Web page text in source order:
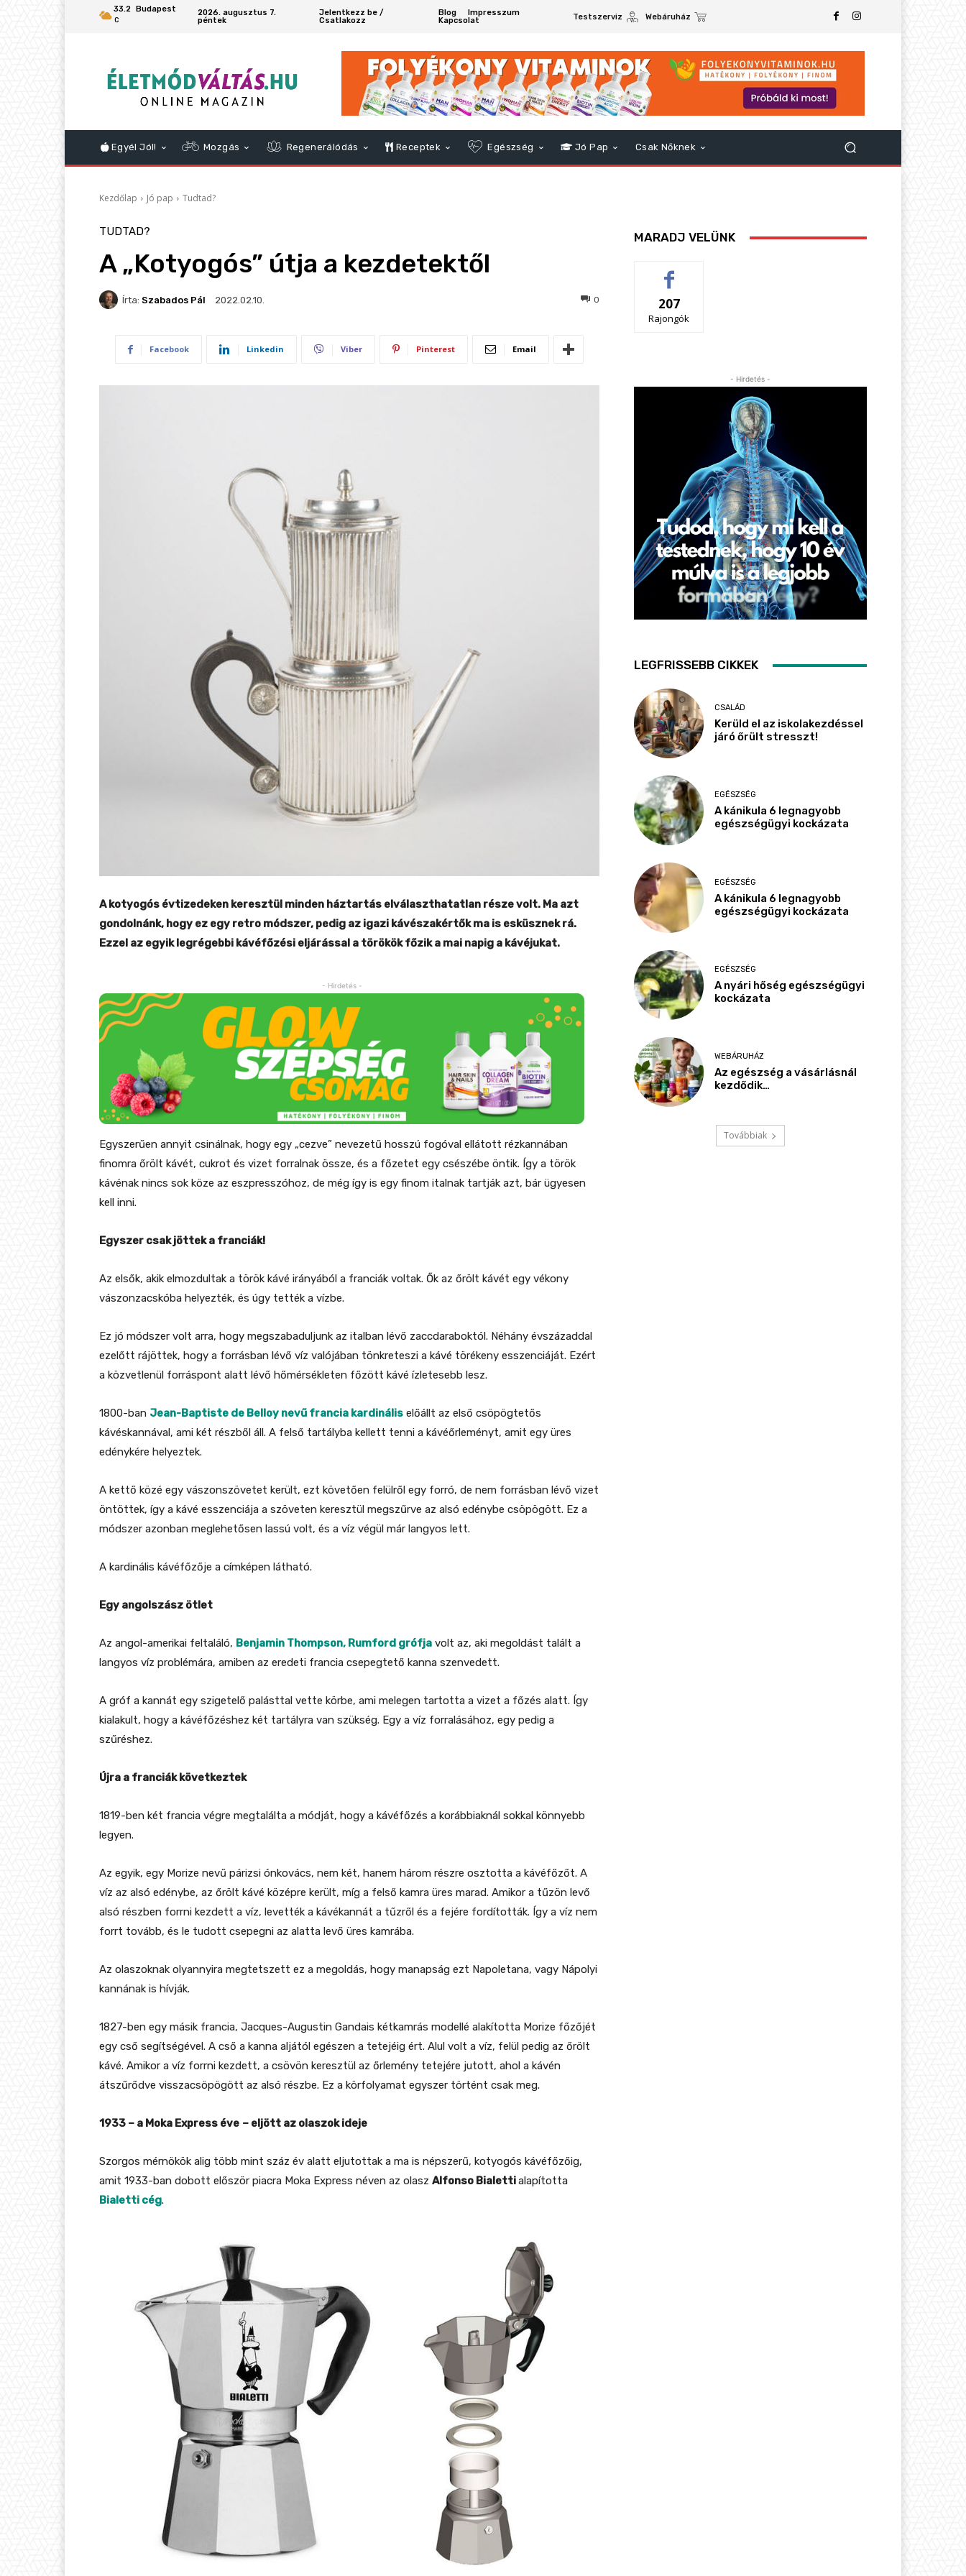
33.2
C
Budapest
2026. augusztus 7.
péntek
Jelentkezz be /
Csatlakozz
Blog
Impresszum
Kapcsolat
Testszerviz Webáruház
Egyél Jól! Mozgás Regenerálódás Receptek Egészség Jó Pap Csak Nőknek
Kezdőlap Jó pap Tudtad?
TUDTAD?
A „Kotyogós” útja a kezdetektől
Írta: Szabados Pál 2022.02.10. 0
Facebook Linkedin Viber Pinterest Email
A kotyogós évtizedeken keresztül minden háztartás elválaszthatatlan része volt. Ma azt
gondolnánk, hogy ez egy retro módszer, pedig az igazi kávészakértők ma is esküsznek rá.
Ezzel az egyik legrégebbi kávéfőzési eljárással a törökök főzik a mai napig a kávéjukat.
- Hirdetés -
Egyszerűen annyit csinálnak, hogy egy „cezve” nevezetű hosszú fogóval ellátott rézkannában
finomra őrölt kávét, cukrot és vizet forralnak össze, és a főzetet egy csészébe öntik. Így a török
kávénak nincs sok köze az eszpresszóhoz, de még így is egy finom italnak tartják azt, bár ügyesen
kell inni.
Egyszer csak jöttek a franciák!
Az elsők, akik elmozdultak a török kávé irányából a franciák voltak. Ők az őrölt kávét egy vékony
vászonzacskóba helyezték, és úgy tették a vízbe.
Ez jó módszer volt arra, hogy megszabaduljunk az italban lévő zaccdaraboktól. Néhány évszázaddal
ezelőtt rájöttek, hogy a forrásban lévő víz valójában tönkreteszi a kávé törékeny esszenciáját. Ezért
a közvetlenül forráspont alatt lévő hőmérsékleten főzött kávé ízletesebb lesz.
1800-ban Jean-Baptiste de Belloy nevű francia kardinális előállt az első csöpögtetős
kávéskannával, ami két részből áll. A felső tartályba kellett tenni a kávéőrleményt, amit egy üres
edénykére helyeztek.
A kettő közé egy vászonszövetet került, ezt követően felülről egy forró, de nem forrásban lévő vizet
öntöttek, így a kávé esszenciája a szöveten keresztül megszűrve az alsó edénybe csöpögött. Ez a
módszer azonban meglehetősen lassú volt, és a víz végül már langyos lett.
A kardinális kávéfőzője a címképen látható.
Egy angolszász ötlet
Az angol-amerikai feltaláló, Benjamin Thompson, Rumford grófja volt az, aki megoldást talált a
langyos víz problémára, amiben az eredeti francia csepegtető kanna szenvedett.
A gróf a kannát egy szigetelő palásttal vette körbe, ami melegen tartotta a vizet a főzés alatt. Így
kialakult, hogy a kávéfőzéshez két tartályra van szükség. Egy a víz forralásához, egy pedig a
szűréshez.
Újra a franciák következtek
1819-ben két francia végre megtalálta a módját, hogy a kávéfőzés a korábbiaknál sokkal könnyebb
legyen.
Az egyik, egy Morize nevű párizsi ónkovács, nem két, hanem három részre osztotta a kávéfőzőt. A
víz az alsó edénybe, az őrölt kávé középre került, míg a felső kamra üres marad. Amikor a tűzön levő
alsó részben forrni kezdett a víz, levették a kávékannát a tűzről és a fejére fordították. Így a víz nem
forrt tovább, és le tudott csepegni az alatta levő üres kamrába.
Az olaszoknak olyannyira megtetszett ez a megoldás, hogy manapság ezt Napoletana, vagy Nápolyi
kannának is hívják.
1827-ben egy másik francia, Jacques-Augustin Gandais kétkamrás modellé alakította Morize főzőjét
egy cső segítségével. A cső a kanna aljától egészen a tetejéig ért. Alul volt a víz, felül pedig az őrölt
kávé. Amikor a víz forrni kezdett, a csövön keresztül az őrlemény tetejére jutott, ahol a kávén
átszűrődve visszacsöpögött az alsó részbe. Ez a körfolyamat egyszer történt csak meg.
1933 – a Moka Express éve – eljött az olaszok ideje
Szorgos mérnökök alig több mint száz év alatt eljutottak a ma is népszerű, kotyogós kávéfőzőig,
amit 1933-ban dobott először piacra Moka Express néven az olasz Alfonso Bialettialapította
Bialetti cég.
MARADJ VELÜNK
207
Rajongók
- Hirdetés -
LEGFRISSEBB CIKKEK
CSALÁD
Kerüld el az iskolakezdéssel
járó őrült stresszt!
EGÉSZSÉG
A kánikula 6 legnagyobb
egészségügyi kockázata
EGÉSZSÉG
A kánikula 6 legnagyobb
egészségügyi kockázata
EGÉSZSÉG
A nyári hőség egészségügyi
kockázata
WEBÁRUHÁZ
Az egészség a vásárlásnál
kezdődik…
Továbbiak